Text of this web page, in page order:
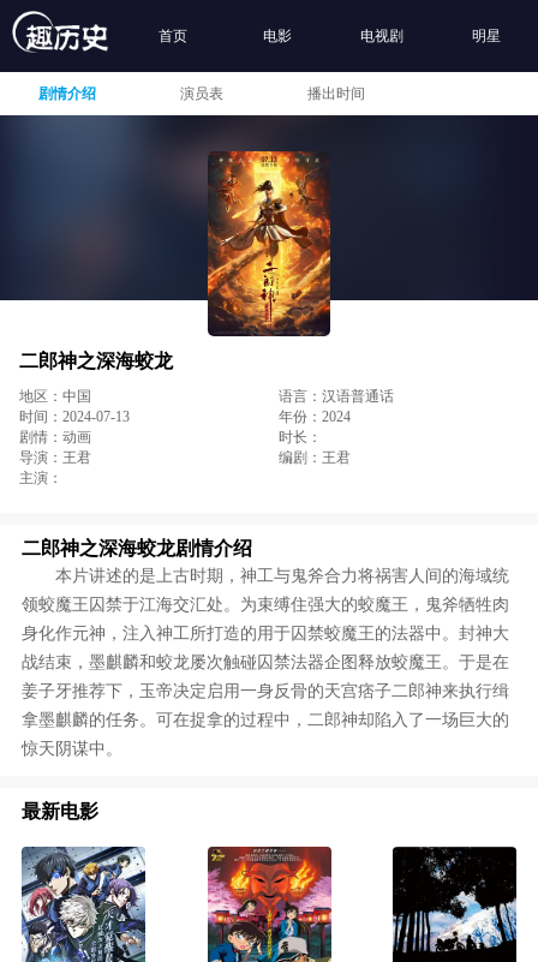
首页 电影 电视剧 明星
剧情介绍 演员表 播出时间
二郎神之深海蛟龙
地区：中国
语言：汉语普通话
时间：2024-07-13
年份：2024
剧情：动画
时长：
导演：王君
编剧：王君
主演：
二郎神之深海蛟龙剧情介绍
本片讲述的是上古时期，神工与鬼斧合力将祸害人间的海域统
领蛟魔王囚禁于江海交汇处。为束缚住强大的蛟魔王，鬼斧牺牲肉
身化作元神，注入神工所打造的用于囚禁蛟魔王的法器中。封神大
战结束，墨麒麟和蛟龙屡次触碰囚禁法器企图释放蛟魔王。于是在
姜子牙推荐下，玉帝决定启用一身反骨的天宫痞子二郎神来执行缉
拿墨麒麟的任务。可在捉拿的过程中，二郎神却陷入了一场巨大的
惊天阴谋中。
最新电影